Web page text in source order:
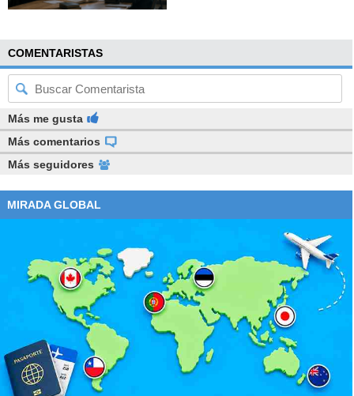
COMENTARISTAS
Más me gusta
Más comentarios
Más seguidores
MIRADA GLOBAL